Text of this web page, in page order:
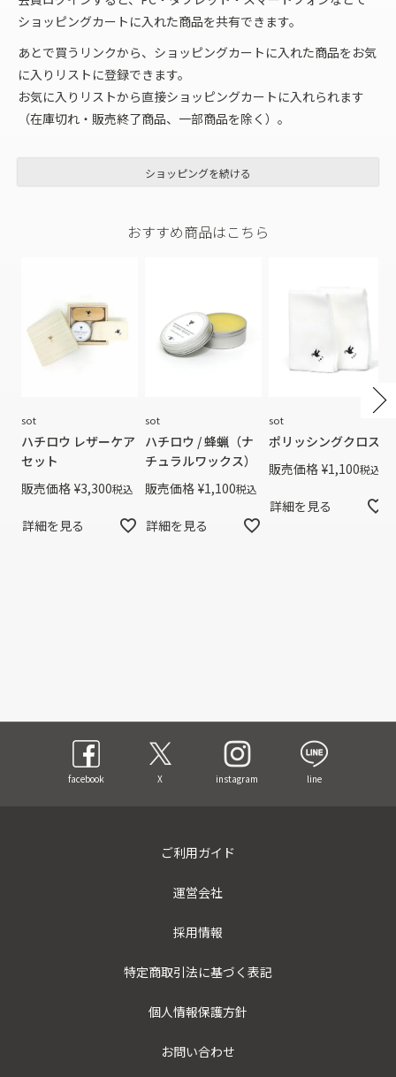
ショッピングカートに入れた商品を共有できます。
あとで買うリンクから、ショッピングカートに入れた商品をお気
に入りリストに登録できます。
お気に入りリストから直接ショッピングカートに入れられます
（在庫切れ・販売終了商品、一部商品を除く）。
ショッピングを続ける
おすすめ商品はこちら
sot
ハチロウ レザーケア
セット
販売価格 ¥3,300税込
詳細を見る
sot
ハチロウ / 蜂蝋（ナ
チュラルワックス）
販売価格 ¥1,100税込
詳細を見る
sot
ポリッシングクロス
販売価格 ¥1,100税込
詳細を見る
facebook X instagram line
ご利用ガイド
運営会社
採用情報
特定商取引法に基づく表記
個人情報保護方針
お問い合わせ